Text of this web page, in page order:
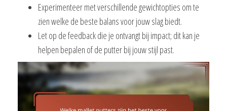
Experimenteer met verschillende gewichtopties om te
zien welke de beste balans voor jouw slag biedt.
Let op de feedback die je ontvangt bij impact; dit kan je
helpen bepalen of de putter bij jouw stijl past.